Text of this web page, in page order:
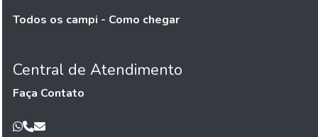
Todos os campi - Como chegar
Central de Atendimento
Faça Contato